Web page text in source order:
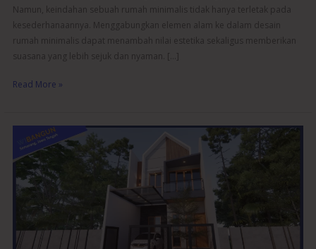
Namun, keindahan sebuah rumah minimalis tidak hanya terletak pada
kesederhanaannya. Menggabungkan elemen alam ke dalam desain
rumah minimalis dapat menambah nilai estetika sekaligus memberikan
suasana yang lebih sejuk dan nyaman. […]
Read More »
Desain
Rumah
Tropis:
Keunggulan
yang
Nyaman
Sejuk